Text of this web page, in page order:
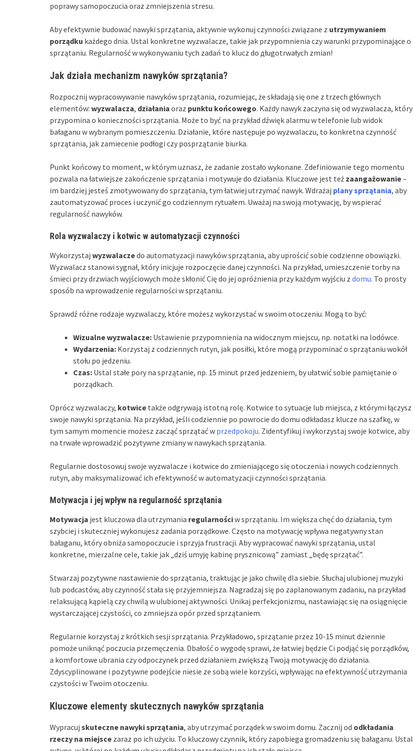
poprawy samopoczucia oraz zmniejszenia stresu.
Aby efektywnie budować nawyki sprzątania, aktywnie wykonuj czynności związane z utrzymywaniem
porządku każdego dnia. Ustal konkretne wyzwalacze, takie jak przypomnienia czy warunki przypominające o
sprzątaniu. Regularność w wykonywaniu tych zadań to klucz do дługotrwałych zmian!
Jak działa mechanizm nawyków sprzątania?
Rozpocznij wypracowywanie nawyków sprzątania, rozumiejąc, że składają się one z trzech głównych
elementów: wyzwalacza, działania oraz punktu końcowego. Każdy nawyk zaczyna się od wyzwalacza, który
przypomina o konieczności sprzątania. Może to być na przykład dźwięk alarmu w telefonie lub widok
bałaganu w wybranym pomieszczeniu. Działanie, które następuje po wyzwalaczu, to konkretna czynność
sprzątania, jak zamiecenie podłogi czy posprzątanie biurka.
Punkt końcowy to moment, w którym uznasz, że zadanie zostało wykonane. Zdefiniowanie tego momentu
pozwala na łatwiejsze zakończenie sprzątania i motywuje do działania. Kluczowe jest też zaangażowanie–
im bardziej jesteś zmotywowany do sprzątania, tym łatwiej utrzymać nawyk. Wdrażaj plany sprzątania, aby
zautomatyzować proces i uczynić go codziennym rytuałem. Uważaj na swoją motywację, by wspierać
regularność nawyków.
Rola wyzwalaczy i kotwic w automatyzacji czynności
Wykorzystaj wyzwalaczedo automatyzacji nawyków sprzątania, aby uprościć sobie codzienne obowiązki.
Wyzwalacz stanowi sygnał, który inicjuje rozpoczęcie danej czynności. Na przykład, umieszczenie torby na
śmieci przy drzwiach wyjściowych może skłonić Cię do jej opróżnienia przy każdym wyjściu z domu. To prosty
sposób na wprowadzenie regularności w sprzątaniu.
Sprawdź różne rodzaje wyzwalaczy, które możesz wykorzystać w swoim otoczeniu. Mogą to być:
Wizualne wyzwalacze: Ustawienie przypomnienia na widocznym miejscu, np. notatki na lodówce.
Wydarzenia: Korzystaj z codziennych rutyn, jak posiłki, które mogą przypominać o sprzątaniu wokół
stołu po jedzeniu.
Czas: Ustal stałe pory na sprzątanie, np. 15 minut przed jedzeniem, by ułatwić sobie pamiętanie o
porządkach.
Oprócz wyzwalaczy, kotwice także odgrywają istotną rolę. Kotwice to sytuacje lub miejsca, z którymi łączysz
swoje nawyki sprzątania. Na przykład, jeśli codziennie po powrocie do domu odkładasz klucze na szafkę, w
tym samym momencie możesz zacząć sprzątać w przedpokoju. Zidentyfikuj i wykorzystaj swoje kotwice, aby
na trwałe wprowadzić pozytywne zmiany w nawykach sprzątania.
Regularnie dostosowuj swoje wyzwalacze i kotwice do zmieniającego się otoczenia i nowych codziennych
rutyn, aby maksymalizować ich efektywność w automatyzacji czynności sprzątania.
Motywacja i jej wpływ na regularność sprzątania
Motywacja jest kluczowa dla utrzymania regularnościw sprzątaniu. Im większa chęć do działania, tym
szybciej i skuteczniej wykonujesz zadania porządkowe. Często na motywację wpływa negatywny stan
bałaganu, który obniża samopoczucie i sprzyja frustracji. Aby wypracować nawyki sprzątania, ustal
konkretne, mierzalne cele, takie jak „dziś umyję kabinę prysznicową” zamiast „będę sprzątać”.
Stwarzaj pozytywne nastawienie do sprzątania, traktując je jako chwilę dla siebie. Słuchaj ulubionej muzyki
lub podcastów, aby czynność stała się przyjemniejsza. Nagradzaj się po zaplanowanym zadaniu, na przykład
relaksującą kąpielą czy chwilą w ulubionej aktywności. Unikaj perfekcjonizmu, nastawiając się na osiągnięcie
wystarczającej czystości, co zmniejsza opór przed sprzątaniem.
Regularnie korzystaj z krótkich sesji sprzątania. Przykładowo, sprzątanie przez 10-15 minut dziennie
pomoże uniknąć poczucia przemęczenia. Dbałość o wygodę sprawi, że łatwiej będzie Ci podjąć się porządków,
a komfortowe ubrania czy odpoczynek przed działaniem zwiększą Twoją motywację do działania.
Zdyscyplinowane i pozytywne podejście niesie ze sobą wiele korzyści, wpływając na efektywność utrzymania
czystości w Twoim otoczeniu.
Kluczowe elementy skutecznych nawyków sprzątania
Wypracuj skuteczne nawyki sprzątania, aby utrzymać porządek w swoim domu. Zacznij od odkładania
rzeczy na miejsce zaraz po ich użyciu. To kluczowy czynnik, który zapobiega gromadzeniu się bałaganu. Ustal